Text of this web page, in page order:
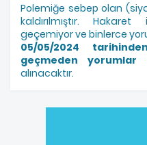
Polemiğe sebep olan
kaldırılmıştır.
geçemiyor ve binlerce
05/05/2024
geçmeden yorumlar
alınacaktır.